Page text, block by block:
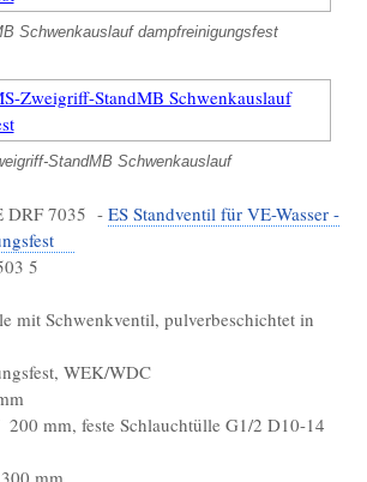
Schwenkauslauf dampfreinigungsfest
StandMB Schwenkauslauf
DRF 7035 - ES Standventil für VE-Wasser -
5
mit Schwenkventil, pulverbeschichtet in
WEK/WDC
mm, feste Schlauchtülle G1/2 D10-14
mm